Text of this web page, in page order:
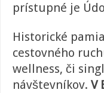
prístupné je
Historické
cestovného
wellness, či
návštevníkov. V